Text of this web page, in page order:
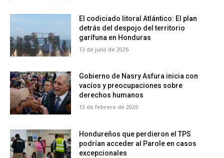
El codiciado litoral Atlántico: El plan
detrás del despojo del territorio
garífuna en Honduras
13 de julio de 2026
Gobierno de Nasry Asfura inicia con
vacíos y preocupaciones sobre
derechos humanos
13 de febrero de 2026
Hondureños que perdieron el TPS
podrían acceder al Parole en casos
excepcionales